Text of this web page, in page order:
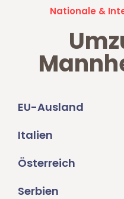
Nationale &
EU-Ausland
Italien
Österreich
Serbien